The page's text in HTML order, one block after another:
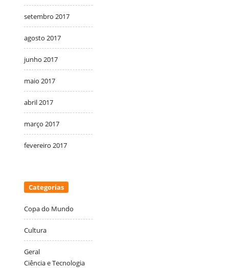
setembro 2017
agosto 2017
junho 2017
maio 2017
abril 2017
março 2017
fevereiro 2017
Categorias
Copa do Mundo
Cultura
Geral
Ciência e Tecnologia